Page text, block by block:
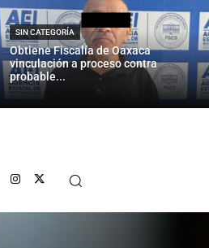
SIN CATEGORÍA
Obtiene Fiscalía de Oaxaca
vinculación a proceso contra
probable...